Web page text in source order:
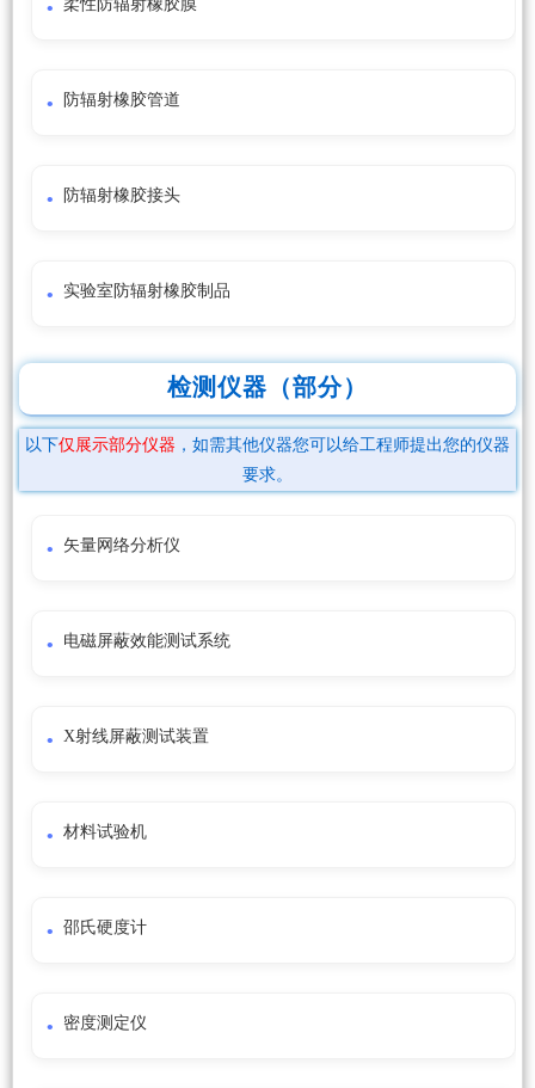
柔性防辐射橡胶膜
防辐射橡胶管道
防辐射橡胶接头
实验室防辐射橡胶制品
检测仪器（部分）
以下仅展示部分仪器 ，如需其他仪器您可以给工程师提出您的仪器
要求。
矢量网络分析仪
电磁屏蔽效能测试系统
X射线屏蔽测试装置
材料试验机
邵氏硬度计
密度测定仪